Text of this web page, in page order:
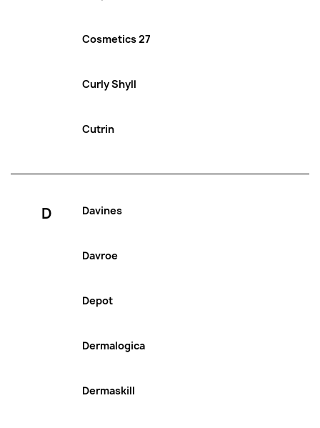
Cosmetics 27
Curly Shyll
Cutrin
D Davines
Davroe
Depot
Dermalogica
Dermaskill